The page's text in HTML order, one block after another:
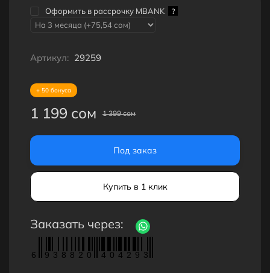
Оформить в рассрочку MBANK ?
Артикул: 29259
+ 50 бонуса
1 199 сом 1 399 сом
Под заказ
Купить в 1 клик
Заказать через:
6 9 3 8 8 2 0 4 0 4 2 9 3